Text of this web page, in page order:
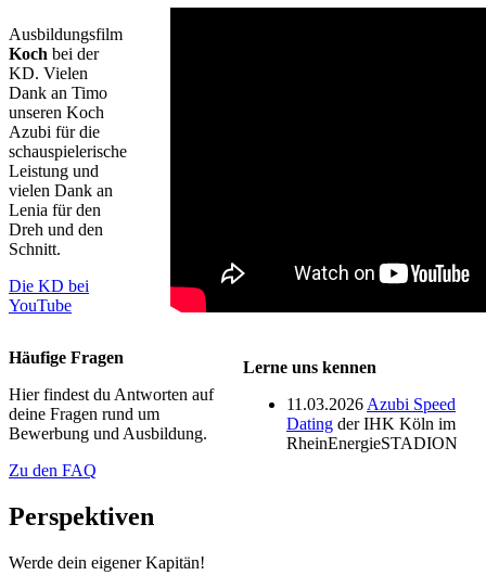
Ausbildungsfilm
Koch bei der
KD. Vielen
Dank an Timo
unseren Koch
Azubi für die
schauspielerische
Leistung und
vielen Dank an
Lenia für den
Dreh und den
Schnitt.
Die KD bei
YouTube
Häufige Fragen
Hier findest du Antworten auf
deine Fragen rund um
Bewerbung und Ausbildung.
Zu den FAQ
Lerne uns kennen
11.03.2026 Azubi Speed
Dating der IHK Köln im
RheinEnergieSTADION
Perspektiven
Werde dein eigener Kapitän!